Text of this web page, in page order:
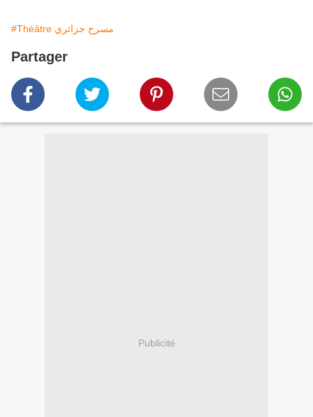
#Théâtre مسرح جزائري
Partager
Publicité